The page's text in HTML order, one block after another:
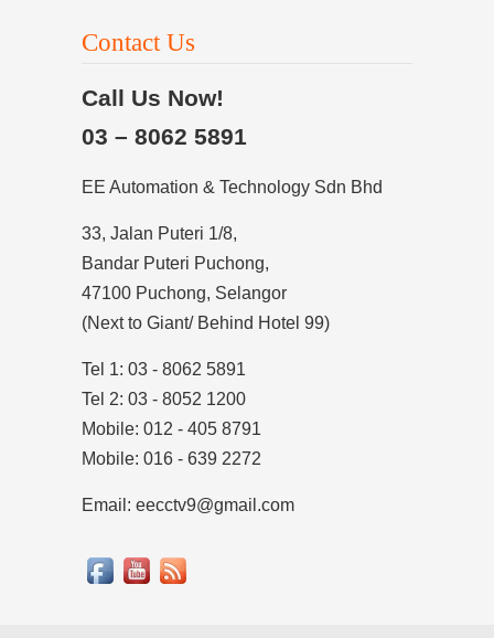
Contact Us
Call Us Now!
03 – 8062 5891
EE Automation & Technology Sdn Bhd
33, Jalan Puteri 1/8,
Bandar Puteri Puchong,
47100 Puchong, Selangor
(Next to Giant/ Behind Hotel 99)
Tel 1: 03 - 8062 5891
Tel 2: 03 - 8052 1200
Mobile: 012 - 405 8791
Mobile: 016 - 639 2272
Email: eecctv9@gmail.com